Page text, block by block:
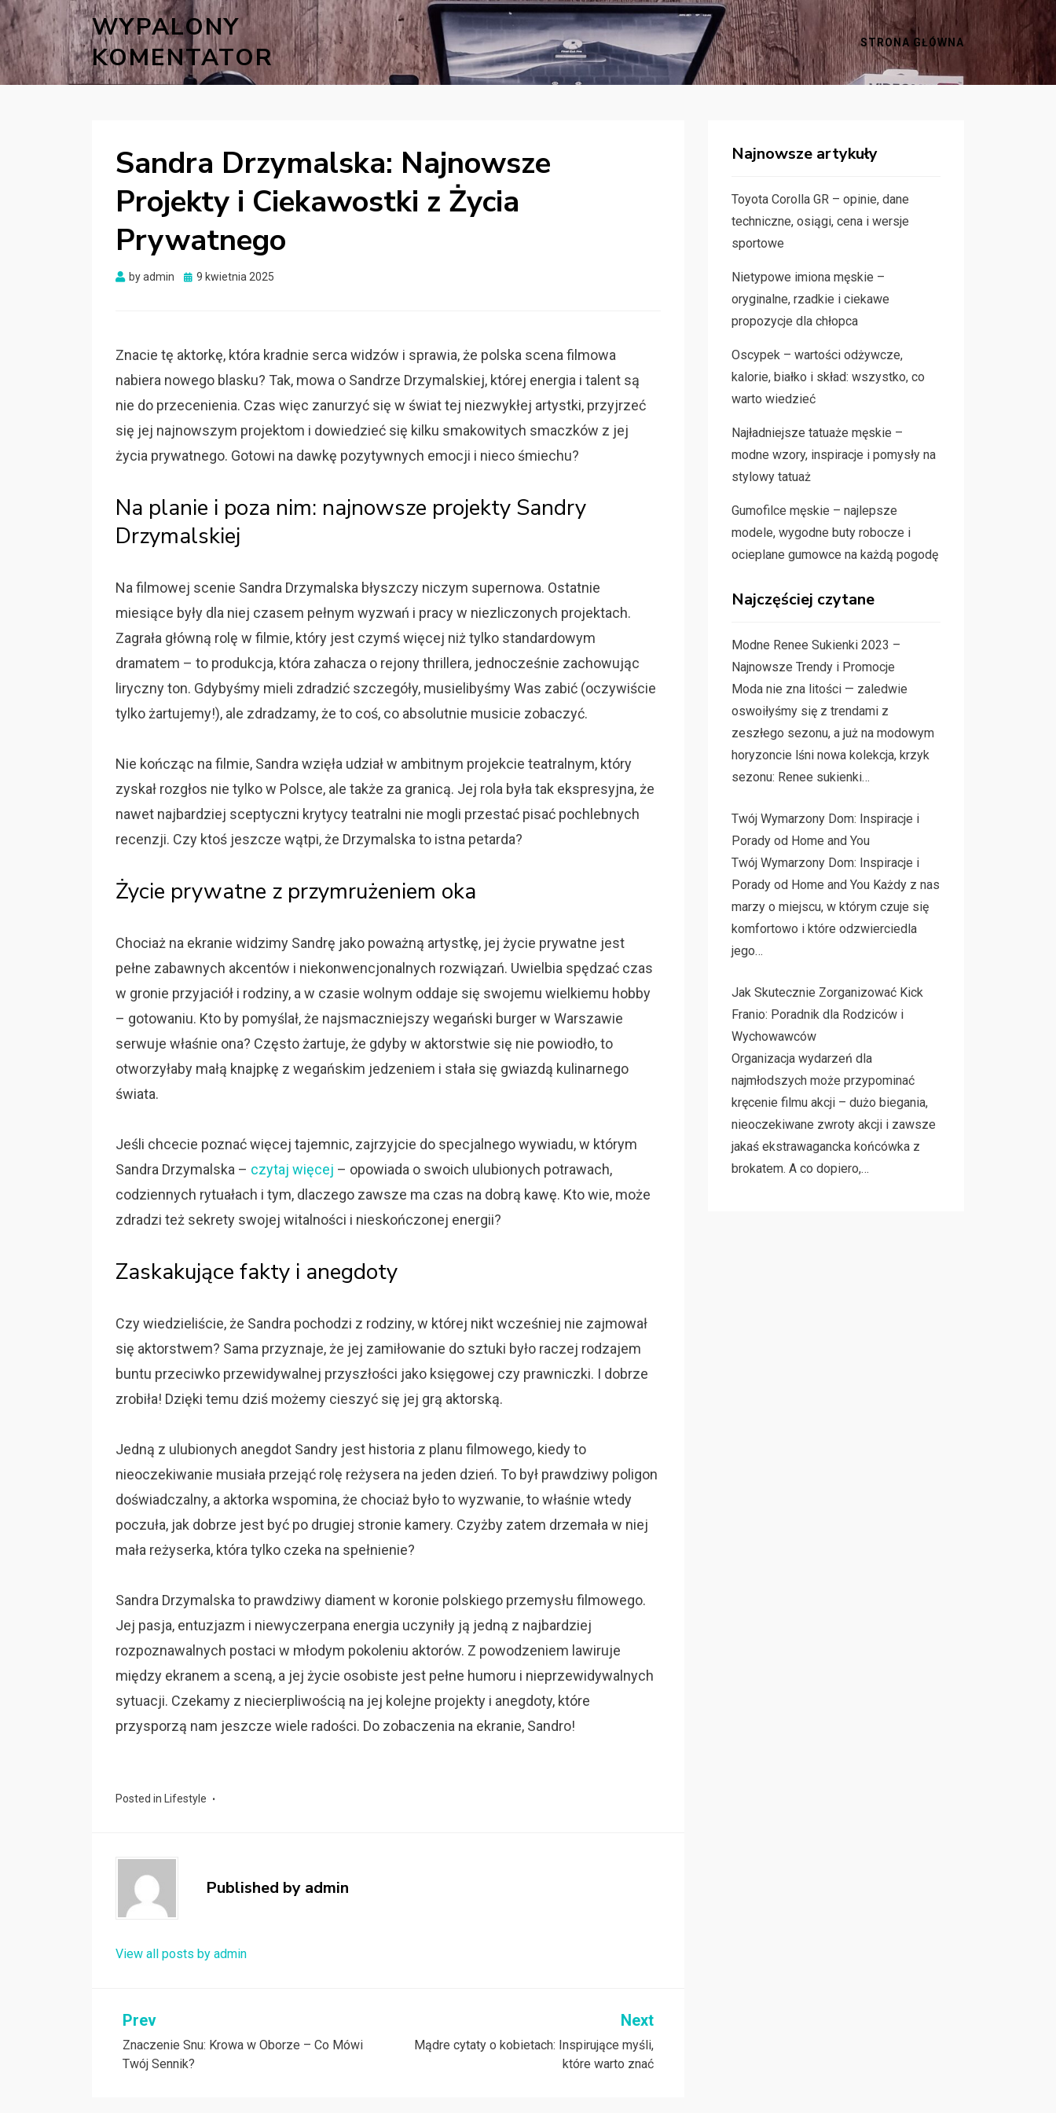
WYPALONY
KOMENTATOR
STRONA GŁÓWNA
Sandra Drzymalska: Najnowsze
Projekty i Ciekawostki z Życia
Prywatnego
byadmin
Posted
9 kwietnia 2025
Znacie tę aktorkę, która kradnie serca widzów i sprawia, że polska scena filmowa
nabiera nowego blasku? Tak, mowa o Sandrze Drzymalskiej, której energia i talent są
nie do przecenienia. Czas więc zanurzyć się w świat tej niezwykłej artystki, przyjrzeć
się jej najnowszym projektom i dowiedzieć się kilku smakowitych smaczków z jej
życia prywatnego. Gotowi na dawkę pozytywnych emocji i nieco śmiechu?
Na planie i poza nim: najnowsze projekty Sandry
Drzymalskiej
Na filmowej scenie Sandra Drzymalska błyszczy niczym supernowa. Ostatnie
miesiące były dla niej czasem pełnym wyzwań i pracy w niezliczonych projektach.
Zagrała główną rolę w filmie, który jest czymś więcej niż tylko standardowym
dramatem – to produkcja, która zahacza o rejony thrillera, jednocześnie zachowując
liryczny ton. Gdybyśmy mieli zdradzić szczegóły, musielibyśmy Was zabić (oczywiście
tylko żartujemy!), ale zdradzamy, że to coś, co absolutnie musicie zobaczyć.
Nie kończąc na filmie, Sandra wzięła udział w ambitnym projekcie teatralnym, który
zyskał rozgłos nie tylko w Polsce, ale także za granicą. Jej rola była tak ekspresyjna, że
nawet najbardziej sceptyczni krytycy teatralni nie mogli przestać pisać pochlebnych
recenzji. Czy ktoś jeszcze wątpi, że Drzymalska to istna petarda?
Życie prywatne z przymrużeniem oka
Chociaż na ekranie widzimy Sandrę jako poważną artystkę, jej życie prywatne jest
pełne zabawnych akcentów i niekonwencjonalnych rozwiązań. Uwielbia spędzać czas
w gronie przyjaciół i rodziny, a w czasie wolnym oddaje się swojemu wielkiemu hobby
– gotowaniu. Kto by pomyślał, że najsmaczniejszy wegański burger w Warszawie
serwuje właśnie ona? Często żartuje, że gdyby w aktorstwie się nie powiodło, to
otworzyłaby małą knajpkę z wegańskim jedzeniem i stała się gwiazdą kulinarnego
świata.
Jeśli chcecie poznać więcej tajemnic, zajrzyjcie do specjalnego wywiadu, w którym
Sandra Drzymalska – czytaj więcej – opowiada o swoich ulubionych potrawach,
codziennych rytuałach i tym, dlaczego zawsze ma czas na dobrą kawę. Kto wie, może
zdradzi też sekrety swojej witalności i nieskończonej energii?
Zaskakujące fakty i anegdoty
Czy wiedzieliście, że Sandra pochodzi z rodziny, w której nikt wcześniej nie zajmował
się aktorstwem? Sama przyznaje, że jej zamiłowanie do sztuki było raczej rodzajem
buntu przeciwko przewidywalnej przyszłości jako księgowej czy prawniczki. I dobrze
zrobiła! Dzięki temu dziś możemy cieszyć się jej grą aktorską.
Jedną z ulubionych anegdot Sandry jest historia z planu filmowego, kiedy to
nieoczekiwanie musiała przejąć rolę reżysera na jeden dzień. To był prawdziwy poligon
doświadczalny, a aktorka wspomina, że chociaż było to wyzwanie, to właśnie wtedy
poczuła, jak dobrze jest być po drugiej stronie kamery. Czyżby zatem drzemała w niej
mała reżyserka, która tylko czeka na spełnienie?
Sandra Drzymalska to prawdziwy diament w koronie polskiego przemysłu filmowego.
Jej pasja, entuzjazm i niewyczerpana energia uczyniły ją jedną z najbardziej
rozpoznawalnych postaci w młodym pokoleniu aktorów. Z powodzeniem lawiruje
między ekranem a sceną, a jej życie osobiste jest pełne humoru i nieprzewidywalnych
sytuacji. Czekamy z niecierpliwością na jej kolejne projekty i anegdoty, które
przysporzą nam jeszcze wiele radości. Do zobaczenia na ekranie, Sandro!
Posted in Lifestyle
Published by admin
View all posts by admin
Nawigacja
wpisu
Prev
Znaczenie Snu: Krowa w Oborze – Co Mówi
Twój Sennik?
Next
Mądre cytaty o kobietach: Inspirujące myśli,
które warto znać
Najnowsze artykuły
Toyota Corolla GR – opinie, dane
techniczne, osiągi, cena i wersje
sportowe
Nietypowe imiona męskie –
oryginalne, rzadkie i ciekawe
propozycje dla chłopca
Oscypek – wartości odżywcze,
kalorie, białko i skład: wszystko, co
warto wiedzieć
Najładniejsze tatuaże męskie –
modne wzory, inspiracje i pomysły na
stylowy tatuaż
Gumofilce męskie – najlepsze
modele, wygodne buty robocze i
ocieplane gumowce na każdą pogodę
Najczęściej czytane
Modne Renee Sukienki 2023 –
Najnowsze Trendy i Promocje
Moda nie zna litości — zaledwie
oswoiłyśmy się z trendami z
zeszłego sezonu, a już na modowym
horyzoncie lśni nowa kolekcja, krzyk
sezonu: Renee sukienki…
Twój Wymarzony Dom: Inspiracje i
Porady od Home and You
Twój Wymarzony Dom: Inspiracje i
Porady od Home and You Każdy z nas
marzy o miejscu, w którym czuje się
komfortowo i które odzwierciedla
jego…
Jak Skutecznie Zorganizować Kick
Franio: Poradnik dla Rodziców i
Wychowawców
Organizacja wydarzeń dla
najmłodszych może przypominać
kręcenie filmu akcji – dużo biegania,
nieoczekiwane zwroty akcji i zawsze
jakaś ekstrawagancka końcówka z
brokatem. A co dopiero,…